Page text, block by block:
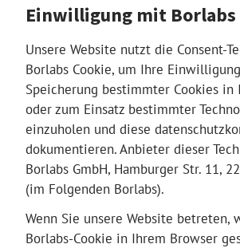
Einwilligung mit Borlabs
Unsere Website nutzt die Consent-
Borlabs Cookie, um Ihre
Speicherung bestimmter Cookies in
oder zum Einsatz bestimmter
einzuholen und diese
dokumentieren. Anbieter dieser
Borlabs GmbH, Hamburger Str. 11,
(im Folgenden Borlabs).
Wenn Sie unsere Website betreten,
Borlabs-Cookie in Ihrem Browser